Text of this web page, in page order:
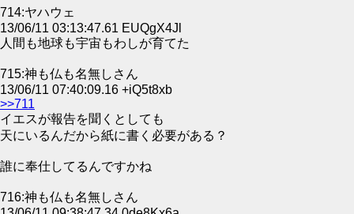
714:ヤハウェ
13/06/11 03:13:47.61 EUQgX4Jl
人間も地球も宇宙もわしが育てた
715:神も仏も名無しさん
13/06/11 07:40:09.16 +iQ5t8xb
>>711
イエスが報告を聞くとしても
天にいるんだから紙に書く必要がある？
誰に奉仕してるんですかね
716:神も仏も名無しさん